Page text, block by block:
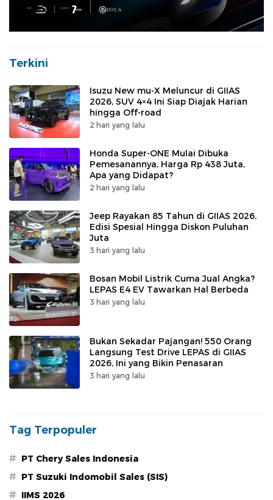
Terkini
Isuzu New mu-X Meluncur di GIIAS
2026, SUV 4×4 Ini Siap Diajak Harian
hingga Off-road
2 hari yang lalu
Honda Super-ONE Mulai Dibuka
Pemesanannya, Harga Rp 438 Juta,
Apa yang Didapat?
2 hari yang lalu
Jeep Rayakan 85 Tahun di GIIAS 2026,
Edisi Spesial Hingga Diskon Puluhan
Juta
3 hari yang lalu
Bosan Mobil Listrik Cuma Jual Angka?
LEPAS E4 EV Tawarkan Hal Berbeda
3 hari yang lalu
Bukan Sekadar Pajangan! 550 Orang
Langsung Test Drive LEPAS di GIIAS
2026, Ini yang Bikin Penasaran
3 hari yang lalu
Tag Terpopuler
# PT Chery Sales Indonesia
# PT Suzuki Indomobil Sales (SIS)
# IIMS 2026